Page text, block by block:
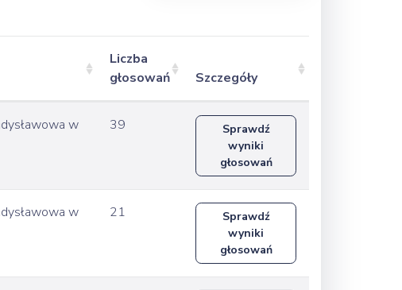
Liczba
głosowań
Szczegóły
w
39
Sprawdź
wyniki
głosowań
w
21
Sprawdź
wyniki
głosowań